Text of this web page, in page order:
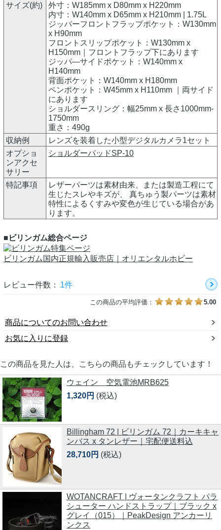
サイズ(約)
外寸：W185mm x D80mm x H220mm
内寸：W140mm x D65mm x H210mm | 1.75L
ジッパーフロントフラップポケット：W130mm
x H90mm
フロントスリップポケット：W130mm x
H150mm｜フロントフラップ下にあります
ジッパ―サイドポケット：W140mm x
H140mm
背面ポケット：W140mm x H180mm
ペンポケット：W45mm x H110mm ｜両サイド
にあります
ショルダースリング：幅25mm x 長さ1000mm-
1750mm
重さ：490g
収納例
レンズを装着した小型デジタルカメラ1セット
オプショ
ンアクセ
サリー
ショルダーパッドSP-10
特記事項
レザーパーツは素材由来、または製造工程にて
生じたスレやキズが、 真ちゅう製パーツは素材
特性によるくすみや変色が生じている場合があ
ります。
■ビリンガム総合ページ
ビリンガム国内正規輸入販売店｜オリエンタルホビー
レビュー件数： 1件
この商品の平均評価： 5.00
商品についてのお問い合わせ
お気に入りに登録
この商品を見た人は、こちらの商品もチェックしています！
ウェイン 空気電池MRB625
1,320円 (税込)
Billingham 72 | ビリンガム 72｜カーキキャ
ンバス x タンレザー｜宅配便送料込
28,710円 (税込)
WOTANCRAFT | ヴォータンクラフト パラ
シューター ハンドストラップ｜ブラック x
グレイ（015）｜PeakDesign アンカーリ
ンクス